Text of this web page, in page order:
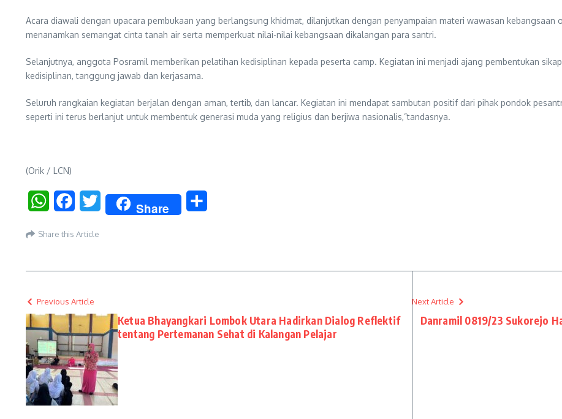
Acara diawali dengan upacara pembukaan yang berlangsung khidmat, dilanjutkan dengan penyampaian materi wawasan
menanamkan semangat cinta tanah air serta memperkuat nilai-nilai kebangsaan dikalangan para santri.
Selanjutnya, anggota Posramil memberikan pelatihan kedisiplinan kepada peserta camp. Kegiatan ini menjadi ajang pembentukan
kedisiplinan, tanggung jawab dan kerjasama.
Seluruh rangkaian kegiatan berjalan dengan aman, tertib, dan lancar. Kegiatan ini mendapat sambutan positif dari pihak pondok
seperti ini terus berlanjut untuk membentuk generasi muda yang religius dan berjiwa nasionalis,”tandasnya.
(Orik / LCN)
WhatsAppFacebookTwitter Share
Share this Article
Previous Article
Ketua Bhayangkari Lombok Utara Hadirkan Dialog Reflektif
tentang Pertemanan Sehat di Kalangan Pelajar
Next Article
Danramil 0819/23 Sukorejo